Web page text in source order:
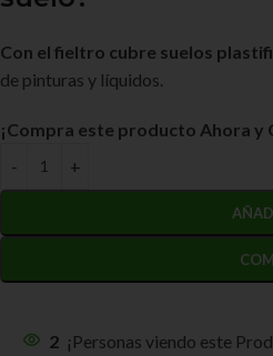
Con el fieltro cubre suelos
de pinturas y líquidos.
¡Compra este producto Ahora y
2 ¡Personas viendo este